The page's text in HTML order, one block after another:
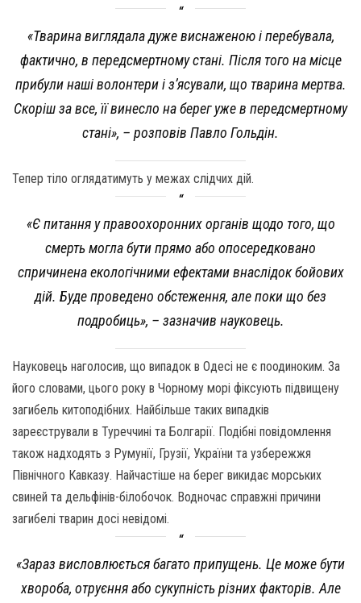
«Тварина виглядала дуже виснаженою і перебувала,
фактично, в передсмертному стані. Після того на місце
прибули наші волонтери і з’ясували, що тварина мертва.
Скоріш за все, її винесло на берег уже в передсмертному
стані», – розповів Павло Гольдін.
Тепер тіло оглядатимуть у межах слідчих дій.
«Є питання у правоохоронних органів щодо того, що
смерть могла бути прямо або опосередковано
спричинена екологічними ефектами внаслідок бойових
дій. Буде проведено обстеження, але поки що без
подробиць», – зазначив науковець.
Науковець наголосив, що випадок в Одесі не є поодиноким. За
його словами, цього року в Чорному морі фіксують підвищену
загибель китоподібних. Найбільше таких випадків
зареєстрували в Туреччині та Болгарії. Подібні повідомлення
також надходять з Румунії, Грузії, України та узбережжя
Північного Кавказу. Найчастіше на берег викидає морських
свиней та дельфінів-білобочок. Водночас справжні причини
загибелі тварин досі невідомі.
«Зараз висловлюється багато припущень. Це може бути
хвороба, отруєння або сукупність різних факторів. Але